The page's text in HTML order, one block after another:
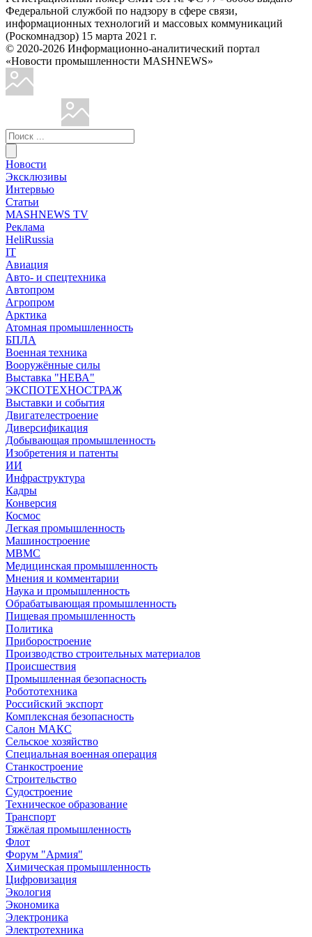
Федеральной службой по надзору в сфере связи,
информационных технологий и массовых коммуникаций
(Роскомнадзор) 15 марта 2021 г.
© 2020-2026 Информационно-аналитический портал
«Новости промышленности MASHNEWS»
Новости
Эксклюзивы
Интервью
Статьи
MASHNEWS TV
Реклама
HeliRussia
IT
Авиация
Авто- и спецтехника
Автопром
Агропром
Арктика
Атомная промышленность
БПЛА
Военная техника
Вооружённые силы
Выставка "НЕВА"
ЭКСПОТЕХНОСТРАЖ
Выставки и события
Двигателестроение
Диверсификация
Добывающая промышленность
Изобретения и патенты
ИИ
Инфраструктура
Кадры
Конверсия
Космос
Легкая промышленность
Машиностроение
МВМС
Медицинская промышленность
Мнения и комментарии
Наука и промышленность
Обрабатывающая промышленность
Пищевая промышленность
Политика
Приборостроение
Производство строительных материалов
Происшествия
Промышленная безопасность
Робототехника
Российский экспорт
Комплексная безопасность
Салон МАКС
Сельское хозяйство
Специальная военная операция
Станкостроение
Строительство
Судостроение
Техническое образование
Транспорт
Тяжёлая промышленность
Флот
Форум "Армия"
Химическая промышленность
Цифровизация
Экология
Экономика
Электроника
Электротехника